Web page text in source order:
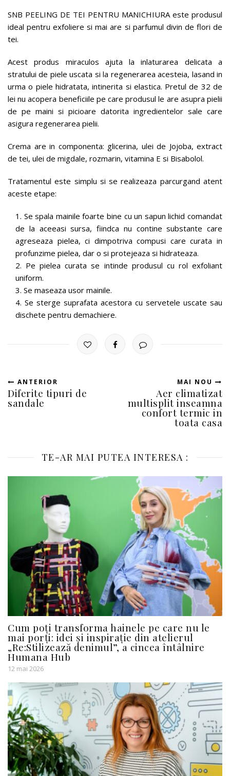
SNB PEELING DE TEI PENTRU MANICHIURA este produsul
ideal pentru exfoliere si mai are si parfumul divin de flori de
tei.
Acest produs miraculos ajuta la inlaturarea delicata a
stratului de piele uscata si la regenerarea acesteia, lasand in
urma o piele hidratata, intinerita si elastica. Pretul de 32 de
lei nu acopera beneficiile pe care produsul le are asupra pielii
de pe maini si picioare datorita ingredientelor sale care
asigura regenerarea pielii.
Crema are in componenta: glicerina, ulei de Jojoba, extract
de tei, ulei de migdale, rozmarin, vitamina E si Bisabolol.
Tratamentul este simplu si se realizeaza parcurgand atent
aceste etape:
Se spala mainile foarte bine cu un sapun lichid comandat
de la aceeasi sursa, fiindca nu contine substante care
agreseaza pielea, ci dimpotriva compusi care curata in
profunzime pielea, dar o si protejeaza si hidrateaza.
Pe pielea curata se intinde produsul cu rol exfoliant
uniform.
Se maseaza usor mainile.
Se sterge suprafata acestora cu servetele uscate sau
dischete pentru demachiere.
ANTERIOR
Diferite tipuri de
sandale
MAI NOU
Aer climatizat
multisplit inseamna
confort termic in
toata casa
TE-AR MAI PUTEA INTERESA :
Cum poți transforma hainele pe care nu le
mai porți: idei și inspirație din atelierul
„Re:Stilizează denimul”, a cincea întâlnire
Humana Hub
12 mai 2026